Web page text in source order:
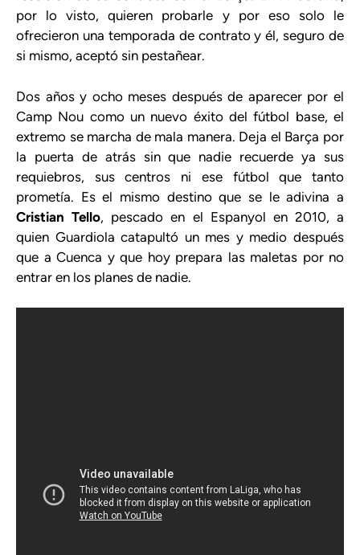
por lo visto, quieren probarle y por eso solo le
ofrecieron una temporada de contrato y él, seguro de
si mismo, aceptó sin pestañear.
Dos años y ocho meses después de aparecer por el
Camp Nou como un nuevo éxito del fútbol base, el
extremo se marcha de mala manera. Deja el Barça por
la puerta de atrás sin que nadie recuerde ya sus
requiebros, sus centros ni ese fútbol que tanto
prometía. Es el mismo destino que se le adivina a
Cristian Tello, pescado en el Espanyol en 2010, a
quien Guardiola catapultó un mes y medio después
que a Cuenca y que hoy prepara las maletas por no
entrar en los planes de nadie.